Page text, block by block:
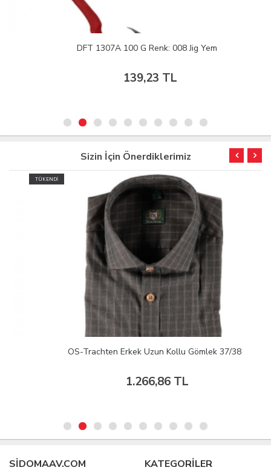
DFT 1307A 100 G Renk: 008 Jig Yem
139,23 TL
Sizin İçin Önerdiklerimiz
TÜKENDİ
OS-Trachten Erkek Uzun Kollu Gömlek 37/38
1.266,86 TL
SIDOMAAV.COM KATEGORİLER